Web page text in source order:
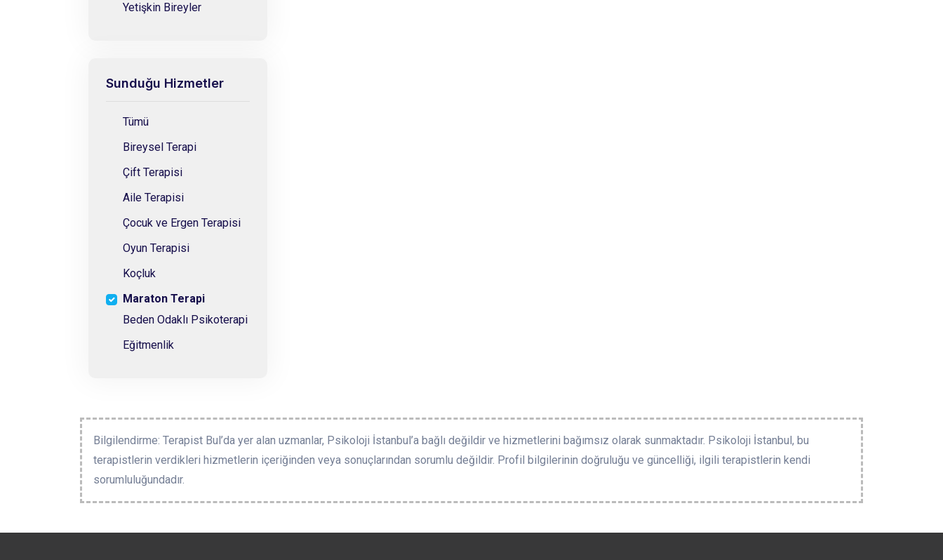
Yetişkin Bireyler
Sunduğu Hizmetler
Tümü
Bireysel Terapi
Çift Terapisi
Aile Terapisi
Çocuk ve Ergen Terapisi
Oyun Terapisi
Koçluk
Maraton Terapi
Beden Odaklı Psikoterapi
Eğitmenlik
Bilgilendirme: Terapist Bul’da yer alan uzmanlar, Psikoloji İstanbul’a bağlı değildir ve hizmetlerini bağımsız olarak sunmaktadır. Psikoloji İstanbul, bu
terapistlerin verdikleri hizmetlerin içeriğinden veya sonuçlarından sorumlu değildir. Profil bilgilerinin doğruluğu ve güncelliği, ilgili terapistlerin kendi
sorumluluğundadır.